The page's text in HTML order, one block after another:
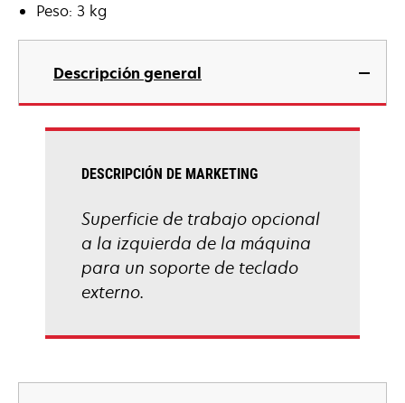
Peso: 3 kg
Descripción general
DESCRIPCIÓN DE MARKETING
Superficie de trabajo opcional
a la izquierda de la máquina
para un soporte de teclado
externo.